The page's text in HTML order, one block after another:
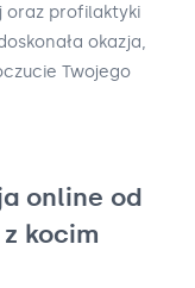
oraz profilaktyki
okazja,
Twojego
online od
kocim